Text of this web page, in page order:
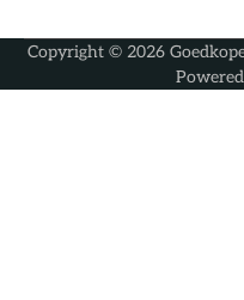
Copyright © 2026